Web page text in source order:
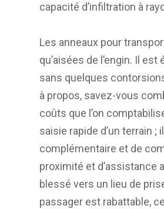
capacité d’infiltration à
Les anneaux pour
qu’aisées de l’engin. Il
sans quelques
à propos, savez-vous
coûts que l’on
saisie rapide d’un terrain
complémentaire et de
proximité et d’assistance
blessé vers un lieu de
passager est rabattable,